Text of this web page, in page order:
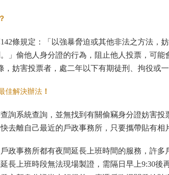
？
條規定：「以強暴脅迫或其他非法之方法，
」偷他人身分證的行為，阻止他人投票，可
，妨害投票者，處二年以下有期徒刑、拘役或
佳解決辦法 ！
詢系統查詢，並無找到有關偷竊身分證妨害
去離自己最近的戶政事務所，只要攜帶貼有相
政事務所都有夜間延長上班時間的服務，許
長上班時段無法現場製證，需隔日早上9:30後